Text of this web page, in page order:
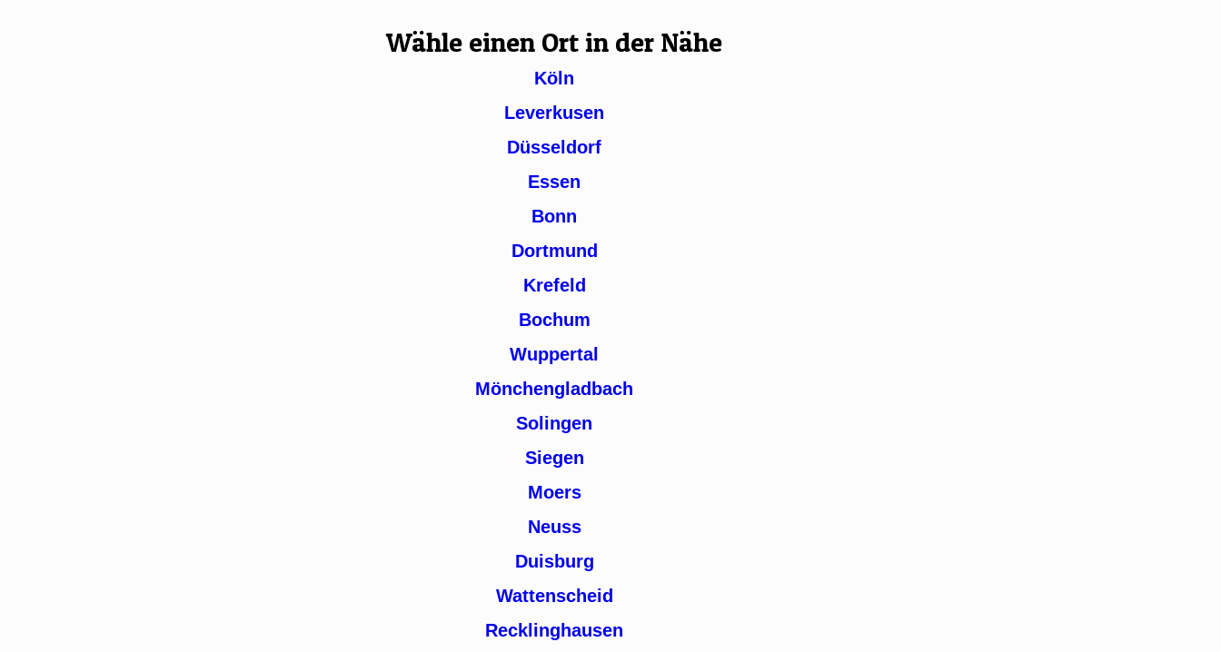
Wähle einen Ort in der Nähe
Köln
Leverkusen
Düsseldorf
Essen
Bonn
Dortmund
Krefeld
Bochum
Wuppertal
Mönchengladbach
Solingen
Siegen
Moers
Neuss
Duisburg
Wattenscheid
Recklinghausen